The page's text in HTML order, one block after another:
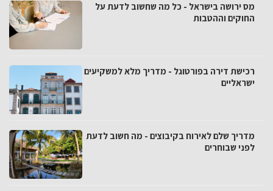
מס ירושה בישראל - כל מה שחשוב לדעת על
החוקים וההטבות
רכישת דירה בפורטוגל - מדריך מלא למשקיעים
ישראליים
מדריך שלם לאירוח בקיבוצים - מה חשוב לדעת
לפני שבוחרים